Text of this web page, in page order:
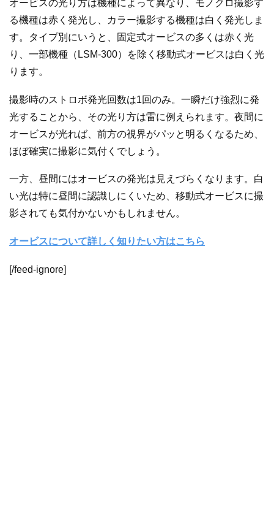
オービスの光り方は機種によって異なり、モノクロ撮影す
る機種は赤く発光し、カラー撮影する機種は白く発光しま
す。タイプ別にいうと、固定式オービスの多くは赤く光
り、一部機種（LSM-300）を除く移動式オービスは白く光
ります。
撮影時のストロボ発光回数は1回のみ。一瞬だけ強烈に発
光することから、その光り方は雷に例えられます。夜間に
オービスが光れば、前方の視界がパッと明るくなるため、
ほぼ確実に撮影に気付くでしょう。
一方、昼間にはオービスの発光は見えづらくなります。白
い光は特に昼間に認識しにくいため、移動式オービスに撮
影されても気付かないかもしれません。
オービスについて詳しく知りたい方はこちら
[/feed-ignore]